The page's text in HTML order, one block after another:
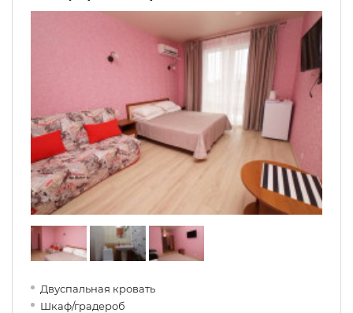
Двуспальная кровать
Шкаф/градероб